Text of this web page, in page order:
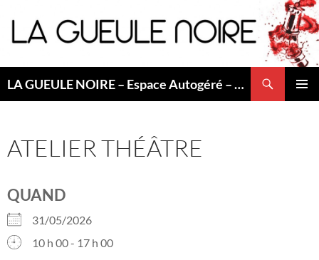
au
contenu
LA GUEULE NOIRE – Espace Autogéré – Saint Etienne
ATELIER THÉÂTRE
QUAND
31/05/2026
10 h 00 - 17 h 00